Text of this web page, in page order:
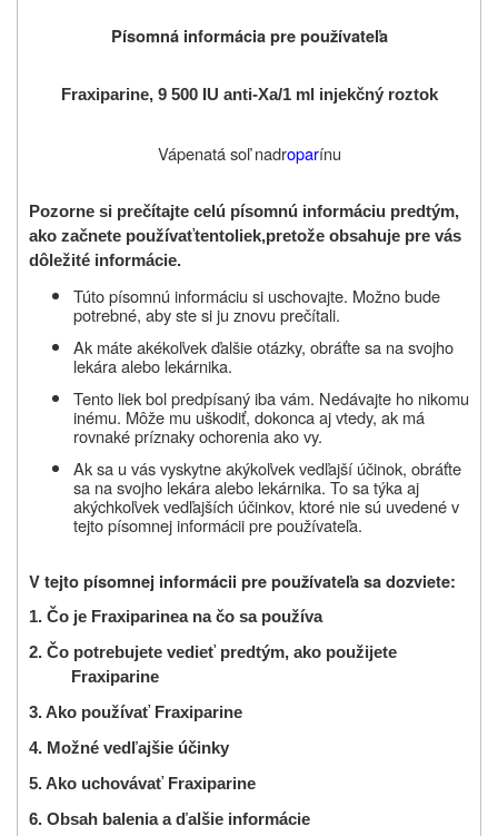
Písomná informácia pre používateľa
Fraxiparine, 9 500 IU anti-Xa/1 ml injekčný roztok
Vápenatá soľ nadroparínu
Pozorne si prečítajte celú písomnú informáciu predtým,
ako začnete používaťtentoliek,pretože obsahuje pre vás
dôležité informácie.
Túto písomnú informáciu si uschovajte. Možno bude
potrebné, aby ste si ju znovu prečítali.
Ak máte akékoľvek ďalšie otázky, obráťte sa na svojho
lekára alebo lekárnika.
Tento liek bol predpísaný iba vám. Nedávajte ho nikomu
inému. Môže mu uškodiť, dokonca aj vtedy, ak má
rovnaké príznaky ochorenia ako vy.
Ak sa u vás vyskytne akýkoľvek vedľajší účinok, obráťte
sa na svojho lekára alebo lekárnika. To sa týka aj
akýchkoľvek vedľajších účinkov, ktoré nie sú uvedené v
tejto písomnej informácii pre používateľa.
V tejto písomnej informácii pre používateľa sa dozviete:
1. Čo je Fraxiparinea na čo sa používa
2. Čo potrebujete vedieť predtým, ako použijete
Fraxiparine
3. Ako používať Fraxiparine
4. Možné vedľajšie účinky
5. Ako uchovávať Fraxiparine
6. Obsah balenia a ďalšie informácie